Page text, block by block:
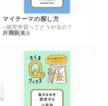
マイテーマの探し方
─探究学習ってどうやるの？
片岡則夫著
シリーズ・全集